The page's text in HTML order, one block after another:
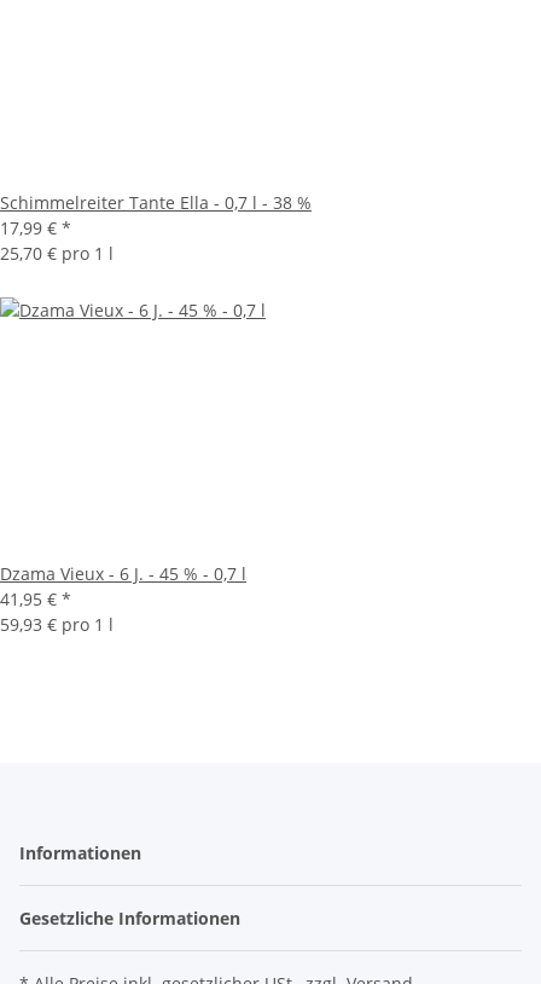
Schimmelreiter Tante Ella - 0,7 l - 38 %
17,99 € *
25,70 € pro 1 l
Dzama Vieux - 6 J. - 45 % - 0,7 l
41,95 € *
59,93 € pro 1 l
Informationen
Gesetzliche Informationen